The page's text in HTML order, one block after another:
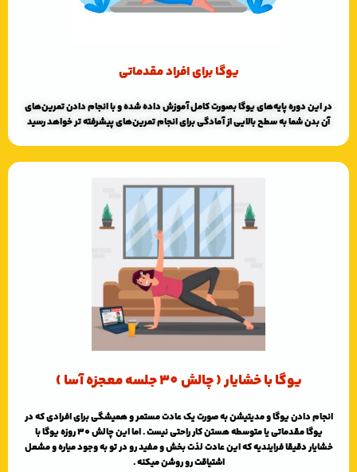
یوگا برای افراد مقدماتی
در این دوره پایه‌های یوگا بصورت کامل آموزش داده شده و با انجام دادن تمرین‌های
آن بدن شما به سطح بالایی از آمادگی برای انجام تمرین‌های پیشرفته تر خواهد رسید
یوگا با خشایار ( چالش 30 جلسه معجزه آسا )
انجام دادن یوگا و مدیتیشن به صورت یک عادت مستمر و همیشگی برای افرادی که در
یوگا مقدماتی یا متوسطه هستن کار راحتی نیست . اما این چالش 30 روزه یوگا با
خشایار دقیقا فرایندیه که این عادت لذت بخش و مفید رو در تو به وجود میاره و مشعل
اشتیاقت رو روشن میکنه .